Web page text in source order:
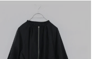
ル
価